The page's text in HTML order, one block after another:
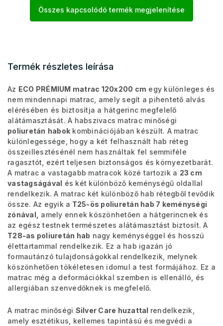
Összes kapcsolódó termék megjelenítése
Termék részletes leírása
Az ECO PRÉMIUM matrac 120x200 cm egy különleges és
nem mindennapi matrac, amely segít a pihentető alvás
elérésében és biztosítja a hátgerinc megfelelő
alátámasztását. A habszivacs matrac minőségi
poliuretán habok kombinációjában készült. A matrac
különlegessége, hogy a két felhasznált hab réteg
összeillesztésénél nem használtak fel semmiféle
ragasztót, ezért teljesen biztonságos és környezetbarát.
A matrac a vastagabb matracok közé tartozik a 23 cm
vastagságával és két különböző keménységű oldallal
rendelkezik. A matrac két különböző hab rétegből tevődik
össze. Az egyik a T25-ös poliuretán hab 7 keménységi
zónával
amely ennek köszönhetően a hátgerincnek és
az egész testnek természetes alátámasztást biztosít. A
T28-as poliuretán hab nagy keménységgel és hosszú
élettartammal rendelkezik. Ez a hab igazán jó
formautánzó tulajdonságokkal rendelkezik, melynek
köszönhetően tökéletesen idomul a test formájához. Ez a
matrac még a deformációkkal szemben is ellenálló, és
allergiában szenvedőknek is megfelelő.
A matrac minőségi Silver Care huzattal rendelkezik,
amely esztétikus, kellemes tapintású és megvédi a